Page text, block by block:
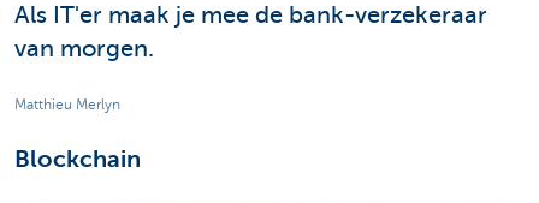
Als IT'er maak je mee de bank-verzekeraar
van morgen.
Matthieu Merlyn
Blockchain